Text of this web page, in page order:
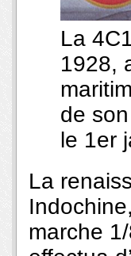
La
1928,
de
le 1er
La
marche